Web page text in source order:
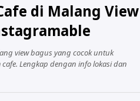
di Malang View
view bagus yang cocok untuk
Lengkap dengan info lokasi dan